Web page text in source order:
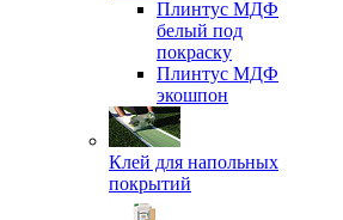
Плинтус МДФ
белый под
покраску
Плинтус МДФ
экошпон
Клей для напольных
покрытий